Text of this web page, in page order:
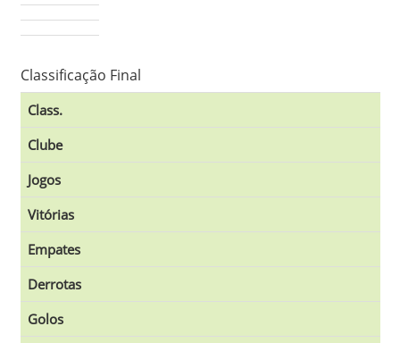
Classificação Final
Class.
Clube
Jogos
Vitórias
Empates
Derrotas
Golos